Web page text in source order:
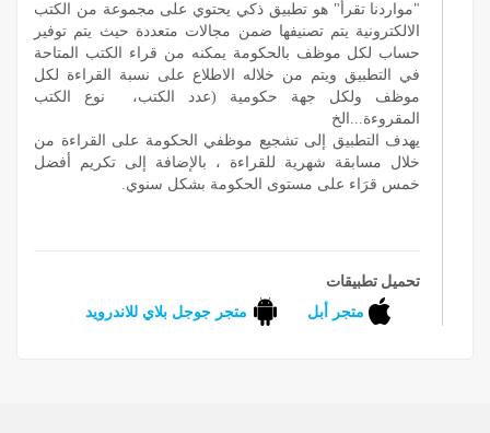
"مواردنا تقرأ" هو تطبيق ذكي يحتوي على مجموعة من الكتب
الالكترونية يتم تصنيفها ضمن مجالات متعددة حيث يتم توفير
حساب لكل موظف بالحكومة يمكنه من قراء الكتب المتاحة
في التطبيق ويتم من خلاله الاطلاع على نسبة القراءة لكل
موظف ولكل جهة حكومية (عدد الكتب، نوع الكتب
المقروءة...الخ
يهدف التطبيق إلى تشجيع موظفي الحكومة على القراءة من
خلال مسابقة شهرية للقراءة ، بالإضافة إلى تكريم أفضل
خمس قرَاء على مستوى الحكومة بشكل سنوي.
تحميل تطبيقات
متجر أبل متجر جوجل بلاي للاندرويد